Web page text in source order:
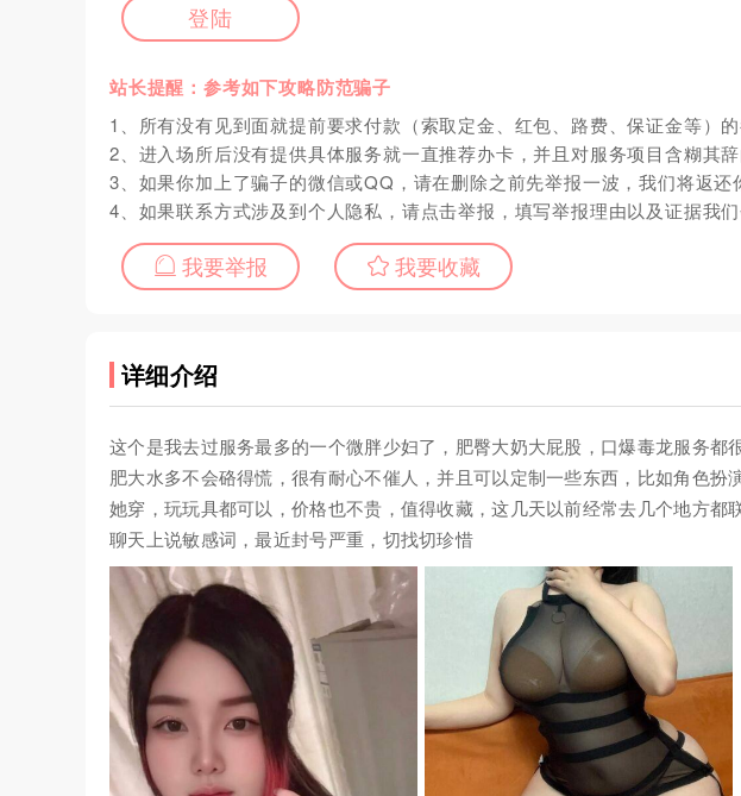
登陆
站长提醒：参考如下攻略防范骗子
1、所有没有见到面就提前要求付款（索取定金、红包、路费、保证金等）的
2、进入场所后没有提供具体服务就一直推荐办卡，并且对服务项目含糊其辞
3、如果你加上了骗子的微信或QQ，请在删除之前先举报一波，我们将返还
4、如果联系方式涉及到个人隐私，请点击举报，填写举报理由以及证据我们
我要举报 我要收藏
详细介绍
这个是我去过服务最多的一个微胖少妇了，肥臀大奶大屁股，口爆毒龙服务都
肥大水多不会硌得慌，很有耐心不催人，并且可以定制一些东西，比如角色扮
她穿，玩玩具都可以，价格也不贵，值得收藏，这几天以前经常去几个地方都
聊天上说敏感词，最近封号严重，切找切珍惜